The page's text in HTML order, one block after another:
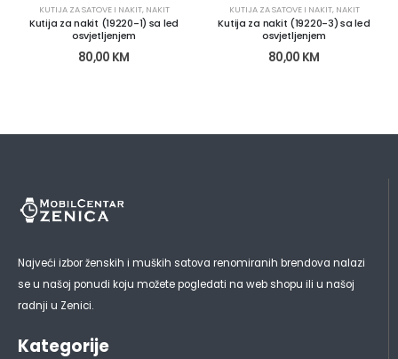
KUTIJA ZA SATOVE I NAKIT, NAKIT
Kutija za nakit (19220-1) sa led
osvjetljenjem
80,00 KM
KUTIJA ZA SATOVE I NAKIT, NAKIT
Kutija za nakit (19220-3) sa led
osvjetljenjem
80,00 KM
Najveći izbor ženskih i muških satova renomiranih brendova nalazi
se u našoj ponudi koju možete pogledati na web shopu ili u našoj
radnji u Zenici.
Kategorije